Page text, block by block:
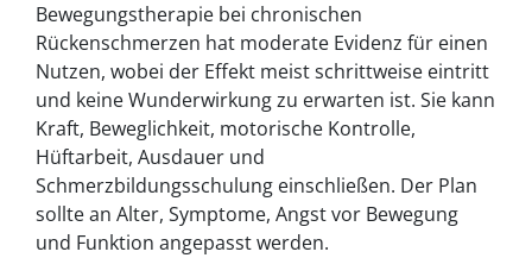
Bewegungstherapie bei chronischen
Rückenschmerzen hat moderate Evidenz für einen
Nutzen, wobei der Effekt meist schrittweise eintritt
und keine Wunderwirkung zu erwarten ist. Sie kann
Kraft, Beweglichkeit, motorische Kontrolle,
Hüftarbeit, Ausdauer und
Schmerzbildungsschulung einschließen. Der Plan
sollte an Alter, Symptome, Angst vor Bewegung
und Funktion angepasst werden.